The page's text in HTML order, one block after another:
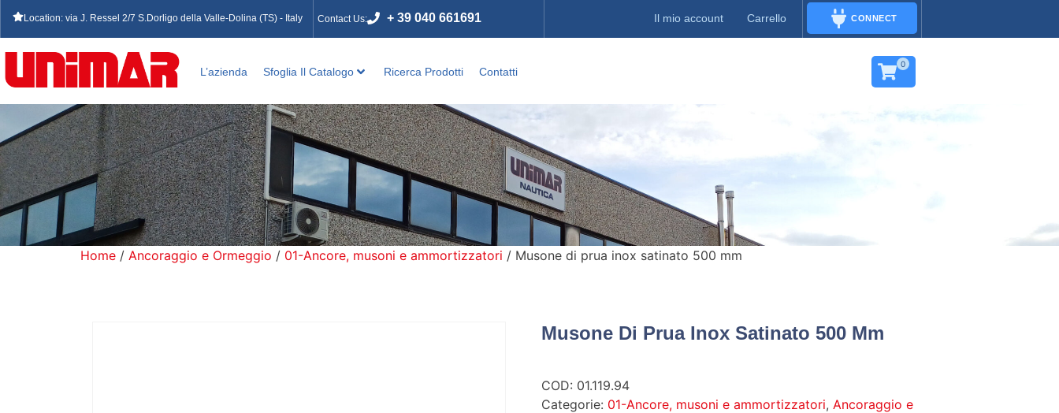
Location: via J. Ressel 2/7 S.Dorligo della Valle-Dolina (TS) - Italy Contact Us: + 39 040 661691 Il mio account Carrello CONNECT
L’azienda Sfoglia Il Catalogo Ricerca Prodotti Contatti
0
Home / Ancoraggio e Ormeggio / 01-Ancore, musoni e ammortizzatori / Musone di prua inox satinato 500 mm
Musone Di Prua Inox Satinato 500 Mm
COD: 01.119.94
Categorie: 01-Ancore, musoni e ammortizzatori, Ancoraggio e